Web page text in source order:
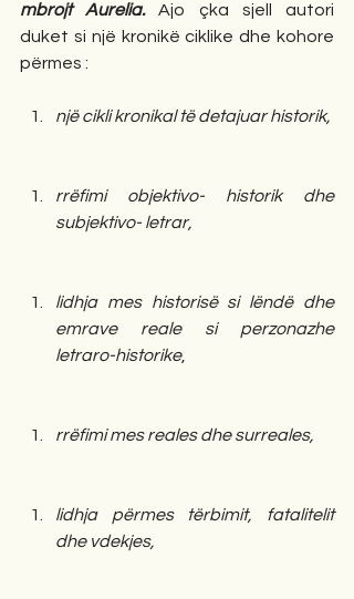
mbrojt Aurelia. Ajo çka sjell autori
duket si një kronikë ciklike dhe kohore
përmes :
një cikli kronikal të detajuar historik,
rrëfimi objektivo- historik dhe
subjektivo- letrar,
lidhja mes historisë si lëndë dhe
emrave reale si perzonazhe
letraro-historike,
rrëfimi mes reales dhe surreales,
lidhja përmes tërbimit, fatalitelit
dhe vdekjes,